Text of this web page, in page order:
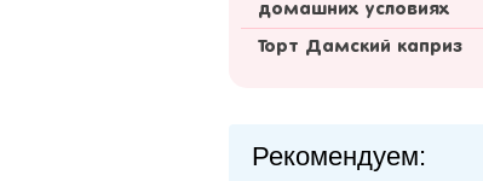
домашних условиях
Торт Дамский каприз
Рекомендуем: